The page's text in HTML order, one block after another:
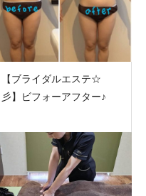
【ブライダルエステ☆
彡】ビフォーアフター♪